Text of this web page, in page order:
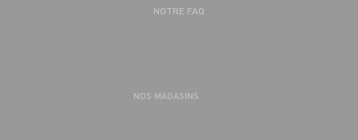
NOTRE FAQ
NOS MAGASINS